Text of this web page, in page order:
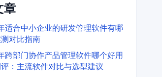
章
适合中小企业的研发管理软件有哪
对比指南
跨部门协作产品管理软件哪个好用
：主流软件对比与选型建议